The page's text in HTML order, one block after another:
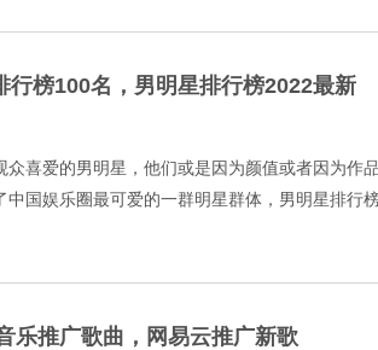
行榜100名，男明星排行榜2022最新
众喜爱的男明星，他们或是因为颜值或者因为作
中国娱乐圈最可爱的一群明星群体，男明星排行
看。 1.白客 2.白敬亭 3.黄家驹 4.张
乐推广歌曲，网易云推广新歌